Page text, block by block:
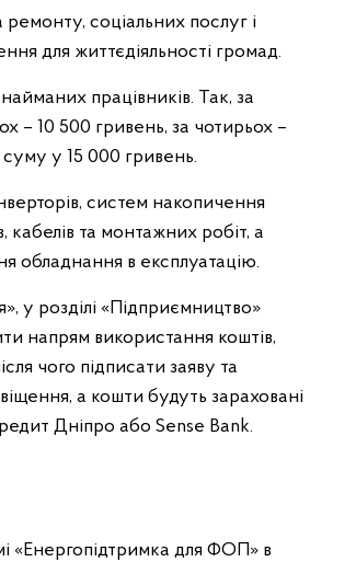
соціальних послуг і
для життєдіяльності громад.
працівників. Так, за
– 10 500 гривень, за чотирьох –
суму у 15 000 гривень.
систем накопичення
кабелів та монтажних робіт, а
обладнання в експлуатацію.
у розділі «Підприємництво»
напрям використання коштів,
чого підписати заяву та
а кошти будуть зараховані
Дніпро або Sense Bank.
«Енергопідтримка для ФОП» в